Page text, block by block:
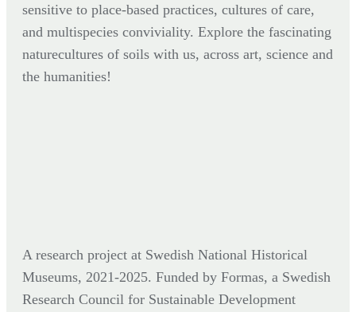
sensitive to place-based practices, cultures of care,
and multispecies conviviality. Explore the fascinating
naturecultures of soils with us, across art, science and
the humanities!
A research project at Swedish National Historical
Museums, 2021-2025. Funded by Formas, a Swedish
Research Council for Sustainable Development